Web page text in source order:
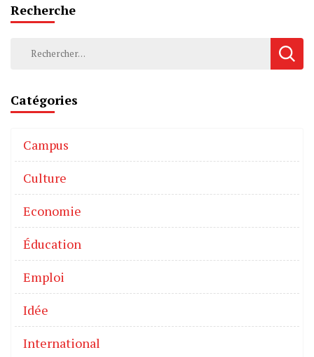
Recherche
Catégories
Campus
Culture
Economie
Éducation
Emploi
Idée
International